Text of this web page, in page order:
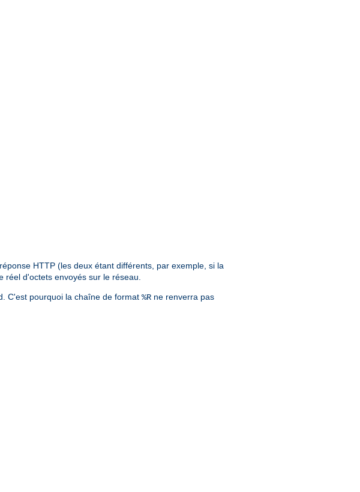
HTTP (les deux étant différents, par exemple, si la
réel d'octets envoyés sur le réseau.
C'est pourquoi la chaîne de format %R ne renverra pas